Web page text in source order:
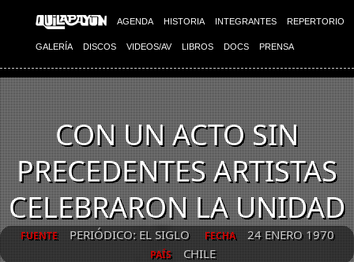
AGENDA HISTORIA INTEGRANTES REPERTORIO
GALERÍA DISCOS VIDEOS/AV LIBROS DOCS PRENSA
CON UN ACTO SIN
PRECEDENTES ARTISTAS
CELEBRARON LA UNIDAD
FUENTE PERIÓDICO: EL SIGLO FECHA 24 ENERO 1970
PAÍS CHILE